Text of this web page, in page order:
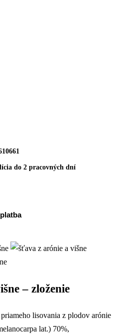
do 2 pracovných dní
– zloženie
lisovania z plodov arónie
lat.) 70%,